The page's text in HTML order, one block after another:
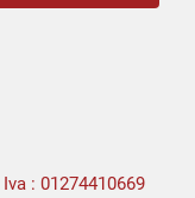
: 01274410669